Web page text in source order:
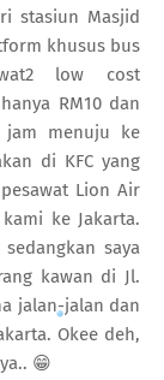
stasiun Masjid
khusus bus
low cost
RM10 dan
menuju ke
di KFC yang
Lion Air
ke Jakarta.
saya
kawan di Jl.
jalan-jalan dan
Okee deh,
ya.. 😁